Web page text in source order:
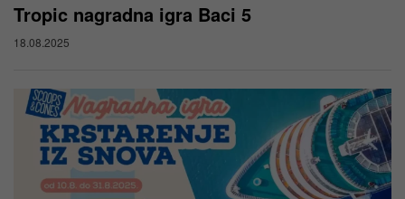
Tropic nagradna igra Baci 5
18.08.2025